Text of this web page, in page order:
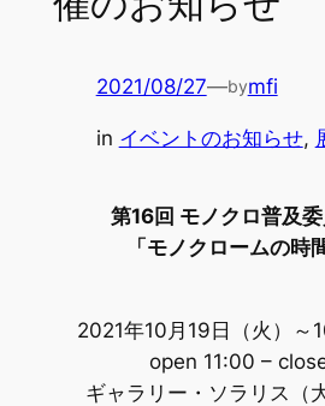
2021/08/27—bymfi
in イベントのお知らせ,
第16回 モノクロ普及
「モノクロームの時
2021年10月19日（火）～
open 11:00 –
ギャラリー・ソラリス（